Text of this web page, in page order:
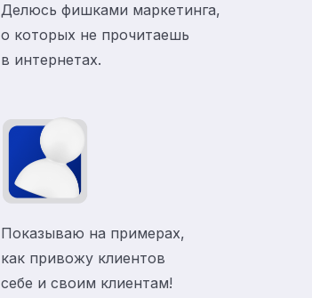
Делюсь фишками маркетинга,
о которых не прочитаешь
в интернетах.
Показываю на примерах,
как привожу клиентов
себе и своим клиентам!